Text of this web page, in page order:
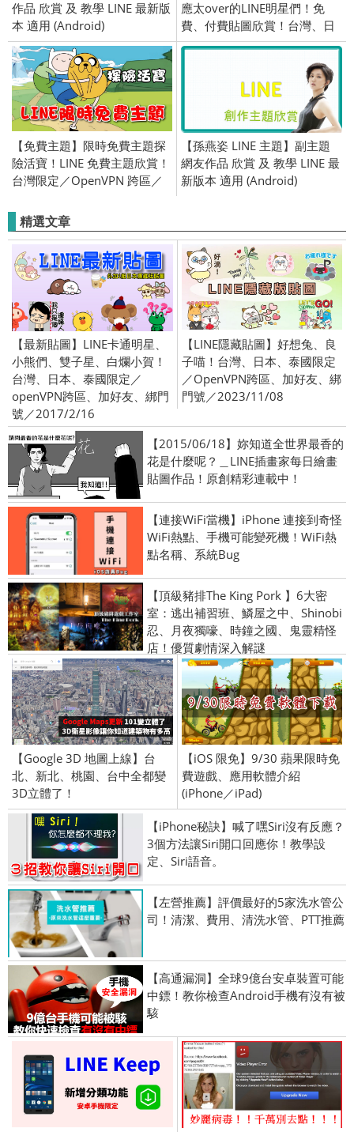
作品 欣賞 及 教學 LINE 最新版
本 適用 (Android)
應太over的LINE明星們！免
費、付費貼圖欣賞！台灣、日
本、泰國限定／openVPN跨區
【免費主題】限時免費主題探
險活寶！LINE 免費主題欣賞！
台灣限定／OpenVPN 跨區／
【孫燕姿 LINE 主題】副主題
網友作品 欣賞 及 教學 LINE 最
新版本 適用 (Android)
精選文章
【最新貼圖】LINE卡通明星、
小熊們、雙子星、白爛小賀！
台灣、日本、泰國限定／
openVPN跨區、加好友、綁門
號／2017/2/16
【LINE隱藏貼圖】好想兔、良
子喵！台灣、日本、泰國限定
／OpenVPN跨區、加好友、綁
門號／2023/11/08
【2015/06/18】妳知道全世界最香的
花是什麼呢？＿LINE插畫家每日繪畫
貼圖作品！原創精彩連載中！
【連接WiFi當機】iPhone 連接到奇怪
WiFi熱點、手機可能變死機！WiFi熱
點名稱、系統Bug
【頂級豬排The King Pork 】6大密
室：逃出補習班、鱗屋之中、Shinobi
忍、月夜獨嚎、時鐘之國、鬼靈精怪
店！優質劇情深入解謎
【Google 3D 地圖上線】台
北、新北、桃園、台中全都變
3D立體了！
【iOS 限免】9/30 蘋果限時免
費遊戲、應用軟體介紹
(iPhone／iPad)
【iPhone秘訣】喊了嘿Siri沒有反應？
3個方法讓Siri開口回應你！教學設
定、Siri語音。
【左營推薦】評價最好的5家洗水管公
司！清潔、費用、清洗水管、PTT推薦
【高通漏洞】全球9億台安卓裝置可能
中鏢！教你檢查Android手機有沒有被
駭